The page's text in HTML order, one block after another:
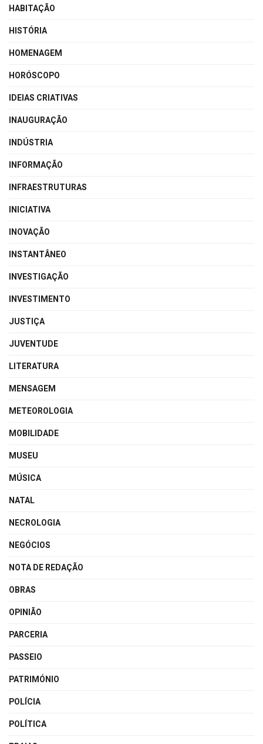
HABITAÇÃO
HISTÓRIA
HOMENAGEM
HORÓSCOPO
IDEIAS CRIATIVAS
INAUGURAÇÃO
INDÚSTRIA
INFORMAÇÃO
INFRAESTRUTURAS
INICIATIVA
INOVAÇÃO
INSTANTÂNEO
INVESTIGAÇÃO
INVESTIMENTO
JUSTIÇA
JUVENTUDE
LITERATURA
MENSAGEM
METEOROLOGIA
MOBILIDADE
MUSEU
MÚSICA
NATAL
NECROLOGIA
NEGÓCIOS
NOTA DE REDAÇÃO
OBRAS
OPINIÃO
PARCERIA
PASSEIO
PATRIMÓNIO
POLÍCIA
POLÍTICA